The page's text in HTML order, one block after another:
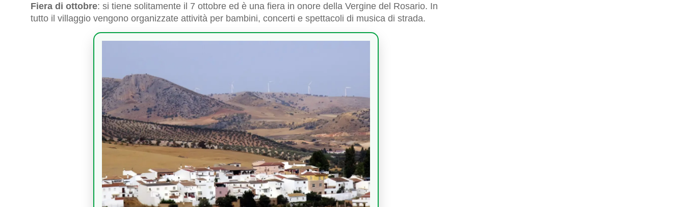
Fiera di ottobre: si tiene solitamente il 7 ottobre ed è una fiera in onore della Vergine del Rosario. In
tutto il villaggio vengono organizzate attività per bambini, concerti e spettacoli di musica di strada.